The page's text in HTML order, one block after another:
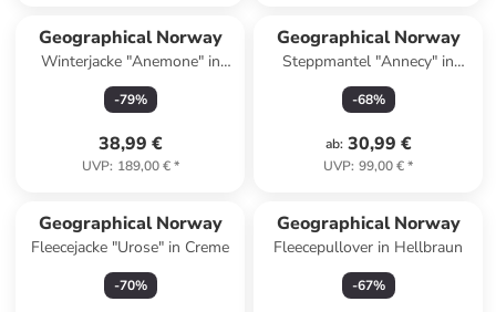
Geographical Norway
Winterjacke "Anemone" in
Schwarz
-79%
38,99 €
UVP: 189,00 €*
Geographical Norway
Steppmantel "Annecy" in
Beige
-68%
ab: 30,99 €
UVP: 99,00 €*
Geographical Norway
Fleecejacke "Urose" in Creme
-70%
Geographical Norway
Fleecepullover in Hellbraun
-67%